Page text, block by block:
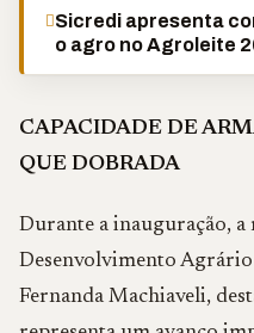
Sicredi apresenta
o agro no Agroleite
CAPACIDADE DE
QUE DOBRADA
Durante a inauguração,
Desenvolvimento
Fernanda Machiaveli,